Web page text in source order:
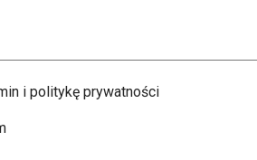
i politykę prywatności